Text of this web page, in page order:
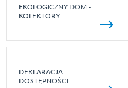
EKOLOGICZNY DOM -
KOLEKTORY
DEKLARACJA
DOSTĘPNOŚCI